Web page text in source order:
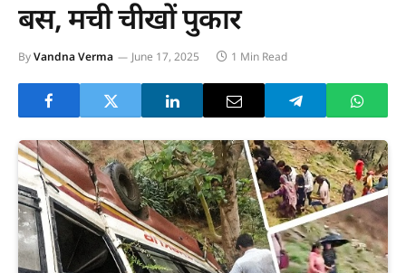
बस, मची चीखों पुकार
ByVandna Verma June 17, 2025 1 Min Read